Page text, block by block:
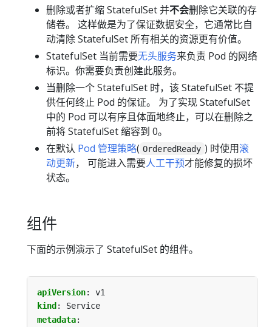
删除或者扩缩 StatefulSet 并不会删除它关联的存
储卷。 这样做是为了保证数据安全，它通常比自
动清除 StatefulSet 所有相关的资源更有价值。
StatefulSet 当前需要无头服务来负责 Pod 的网络
标识。你需要负责创建此服务。
当删除一个 StatefulSet 时，该 StatefulSet 不提
供任何终止 Pod 的保证。 为了实现 StatefulSet
中的 Pod 可以有序且体面地终止，可以在删除之
前将 StatefulSet 缩容到 0。
在默认 Pod 管理策略( OrderedReady ) 时使用滚
动更新， 可能进入需要人工干预才能修复的损坏
状态。
组件
下面的示例演示了 StatefulSet 的组件。
apiVersion:
v1
kind :
Service
metadata: